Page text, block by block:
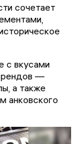
сочетает
с вкусами
—
а также
анковского